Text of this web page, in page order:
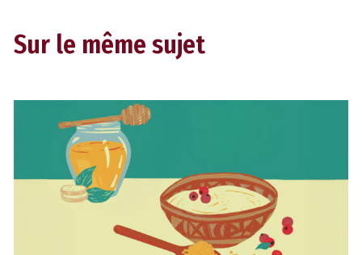
Sur le même sujet